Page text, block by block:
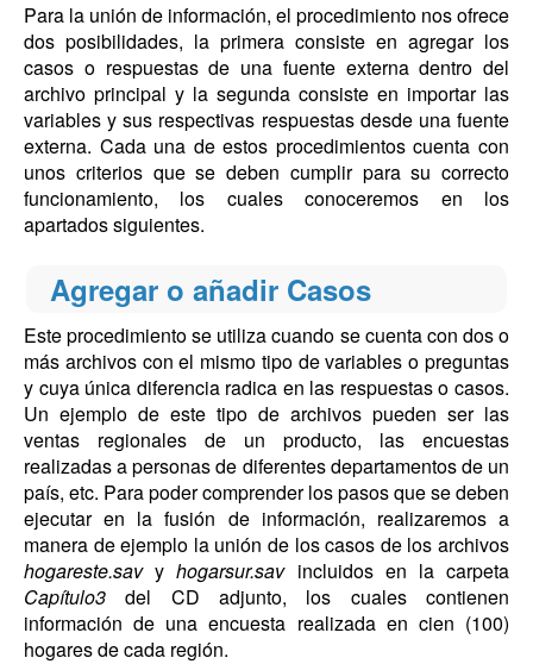
Para la unión de información, el procedimiento nos ofrece
dos posibilidades, la primera consiste en agregar los
casos o respuestas de una fuente externa dentro del
archivo principal y la segunda consiste en importar las
variables y sus respectivas respuestas desde una fuente
externa. Cada una de estos procedimientos cuenta con
unos criterios que se deben cumplir para su correcto
funcionamiento, los cuales conoceremos en los
apartados siguientes.
Agregar o añadir Casos
Este procedimiento se utiliza cuando se cuenta con dos o
más archivos con el mismo tipo de variables o preguntas
y cuya única diferencia radica en las respuestas o casos.
Un ejemplo de este tipo de archivos pueden ser las
ventas regionales de un producto, las encuestas
realizadas a personas de diferentes departamentos de un
país, etc. Para poder comprender los pasos que se deben
ejecutar en la fusión de información, realizaremos a
manera de ejemplo la unión de los casos de los archivos
hogareste.savyhogarsur.savincluidos en la carpeta
Capítulo3 del CD adjunto, los cuales contienen
información de una encuesta realizada en cien (100)
hogares de cada región.